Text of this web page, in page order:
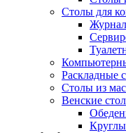
Столы для
Раскладные
Столы из
Венские